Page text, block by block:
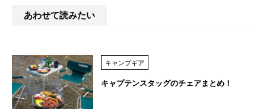
あわせて読みたい
キャンプギア
キャプテンスタッグのチェアまとめ！